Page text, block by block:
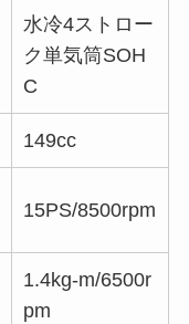
水冷4ストロー
ク単気筒SOH
C
149cc
15PS/8500rpm
1.4kg-m/6500r
pm